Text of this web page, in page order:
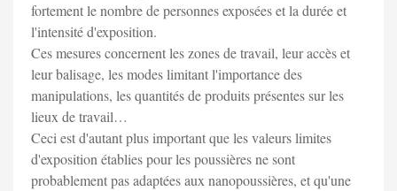
fortement le nombre de personnes exposées et la durée et
l'intensité d'exposition.
Ces mesures concernent les zones de travail, leur accès et
leur balisage, les modes limitant l'importance des
manipulations, les quantités de produits présentes sur les
lieux de travail…
Ceci est d'autant plus important que les valeurs limites
d'exposition établies pour les poussières ne sont
probablement pas adaptées aux nanopoussières, et qu'une